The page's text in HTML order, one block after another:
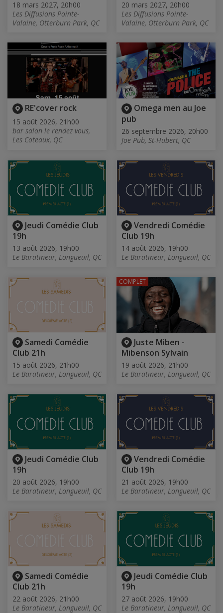
18 mars 2027, 20h00
Les Diffusions Pointe-
Valaine, Otterburn Park, QC
20 mars 2027, 20h00
Les Diffusions Pointe-
Valaine, Otterburn Park, QC
RE'cover rock
15 août 2026, 21h00
bar salon le rendez vous,
Les Coteaux, QC
Omega men au Joe
pub
26 septembre 2026, 20h00
Joe Pub, St-Hubert, QC
Jeudi Comédie Club
19h
13 août 2026, 19h00
Le Baratineur, Longueuil, QC
Vendredi Comédie
Club 19h
14 août 2026, 19h00
Le Baratineur, Longueuil, QC
Samedi Comédie
Club 21h
15 août 2026, 21h00
Le Baratineur, Longueuil, QC
Juste Miben -
Mibenson Sylvain
19 août 2026, 21h00
Le Baratineur, Longueuil, QC
COMPLET
Jeudi Comédie Club
19h
20 août 2026, 19h00
Le Baratineur, Longueuil, QC
Vendredi Comédie
Club 19h
21 août 2026, 19h00
Le Baratineur, Longueuil, QC
Samedi Comédie
Club 21h
22 août 2026, 21h00
Le Baratineur, Longueuil, QC
Jeudi Comédie Club
19h
27 août 2026, 19h00
Le Baratineur, Longueuil, QC